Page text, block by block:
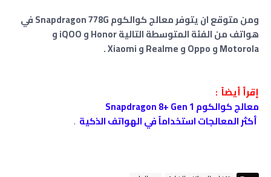
ومن متوقع ان يتوفر معالج كوالكوم Snapdragon 778G في
هواتف من الفئة المتوسطة التالية Honor و iQOO و
Motorola و Oppo و Realme و Xiaomi .
إقرأ أيضاً :
معالج كوالكوم Snapdragon 8+ Gen 1
أكثر المعالجات استخداماً في الهواتف الذكية .